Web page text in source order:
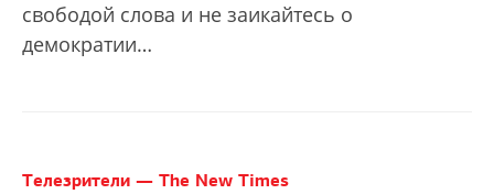
свободой слова и не заикайтесь о
демократии…
Телезрители — The New Times